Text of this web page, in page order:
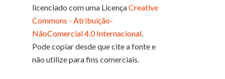
licenciado com uma LicençaCreative
Commons - Atribuição-
NãoComercial 4.0 Internacional.
Pode copiar desde que cite a fonte e
não utilize para fins comerciais.